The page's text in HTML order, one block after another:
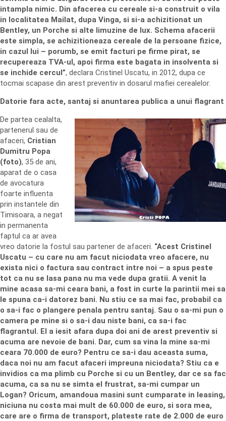
intampla nimic. Din afacerea cu cereale si-a construit o vila
in localitatea Mailat, dupa Vinga, si si-a achizitionat un
Bentley, un Porche si alte limuzine de lux. Schema afacerii
este simpla, se achizitioneaza cereale de la persoane fizice,
in cazul lui – porumb, se emit facturi pe firme pirat, se
recupereaza TVA-ul, apoi firma este bagata in insolventa si
se inchide cercul”, declara Cristinel Uscatu, in 2012, dupa ce
tocmai scapase din arest preventiv in dosarul mafiei cerealelor.
Datorie fara acte, santaj si anuntarea publica a unui flagrant
De partea cealalta,
partenerul sau de
afaceri, Cristian
Dumitru Popa
(foto), 35 de ani,
aparat de o casa
de avocatura
foarte influenta
prin instantele din
Timisoara, a negat
in permanenta
faptul ca ar avea
vreo datorie la fostul sau partener de afaceri. “Acest Cristinel
Uscatu – cu care nu am facut niciodata vreo afacere, nu
exista nici o factura sau contract intre noi – a spus peste
tot ca nu se lasa pana nu ma vede dupa gratii. A venit la
mine acasa sa-mi ceara bani, a fost in curte la parintii mei sa
le spuna ca-i datorez bani. Nu stiu ce sa mai fac, probabil ca
o sa-i fac o plangere penala pentru santaj. Sau o sa-mi pun o
camera pe mine si o sa-i dau niste bani, ca sa-i fac
flagrantul. El a iesit afara dupa doi ani de arest preventiv si
acuma are nevoie de bani. Dar, cum sa vina la mine sa-mi
ceara 70.000 de euro? Pentru ce sa-i dau aceasta suma,
daca noi nu am facut afaceri impreuna niciodata? Stiu ca e
invidios ca ma plimb cu Porche si cu un Bentley, dar ce sa fac
acuma, ca sa nu se simta el frustrat, sa-mi cumpar un
Logan? Oricum, amandoua masini sunt cumparate in leasing,
niciuna nu costa mai mult de 60.000 de euro, si sora mea,
care are o firma de transport, plateste rate de 2.000 de euro